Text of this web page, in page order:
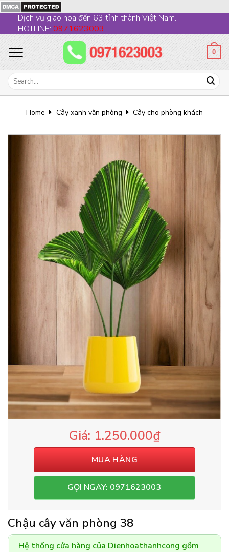
to
content
Dịch vụ giao hoa đến 63 tỉnh thành Việt Nam.
HOTLINE: 0971623003
0
Search
Home Cây xanh văn phòng Cây cho phòng khách
1.250.000₫
MUA HÀNG
GỌI NGAY: 0971623003
Chậu cây văn phòng 38
Hệ thống cửa hàng của Dienhoathanhcong gồm